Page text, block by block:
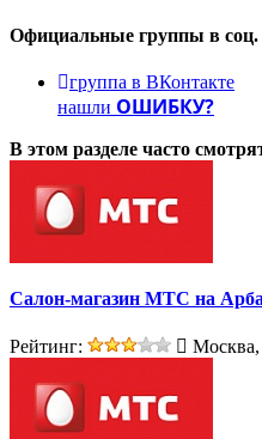
Официальные группы в соц.
группа в ВКонтакте
нашли ОШИБКУ?
В этом разделе часто
Салон-магазин МТС на
Рейтинг: Москва,